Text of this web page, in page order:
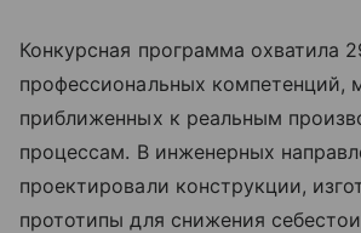
Конкурсная программа охватила
профессиональных компетенций,
приближенных к реальным
процессам. В инженерных
проектировали конструкции,
прототипы для снижения